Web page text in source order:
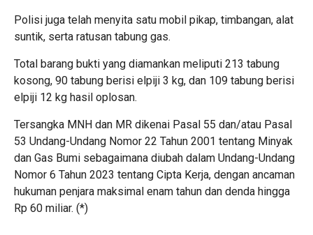
Polisi juga telah menyita satu mobil pikap, timbangan, alat
suntik, serta ratusan tabung gas.
Total barang bukti yang diamankan meliputi 213 tabung
kosong, 90 tabung berisi elpiji 3 kg, dan 109 tabung berisi
elpiji 12 kg hasil oplosan.
Tersangka MNH dan MR dikenai Pasal 55 dan/atau Pasal
53 Undang-Undang Nomor 22 Tahun 2001 tentang Minyak
dan Gas Bumi sebagaimana diubah dalam Undang-Undang
Nomor 6 Tahun 2023 tentang Cipta Kerja, dengan ancaman
hukuman penjara maksimal enam tahun dan denda hingga
Rp 60 miliar. (*)